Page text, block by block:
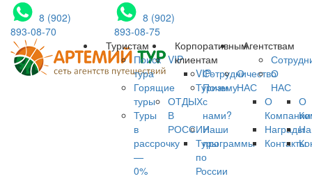
8 (902)
893-08-70
8 (902)
893-08-75
Туристам
Поиск
тура
Горящие
туры
Туры
в
рассрочку
—
0%
VIP
VIP-
Туризм
ОТДЫХ
В
РОССИИ
Туры
по
России
Корпоративным
клиентам
Сотрудничество
Почему
с
нами?
Наши
программы
О
НАС
О
Компании
Награды
Контакты
Агентствам
О
НАС
О